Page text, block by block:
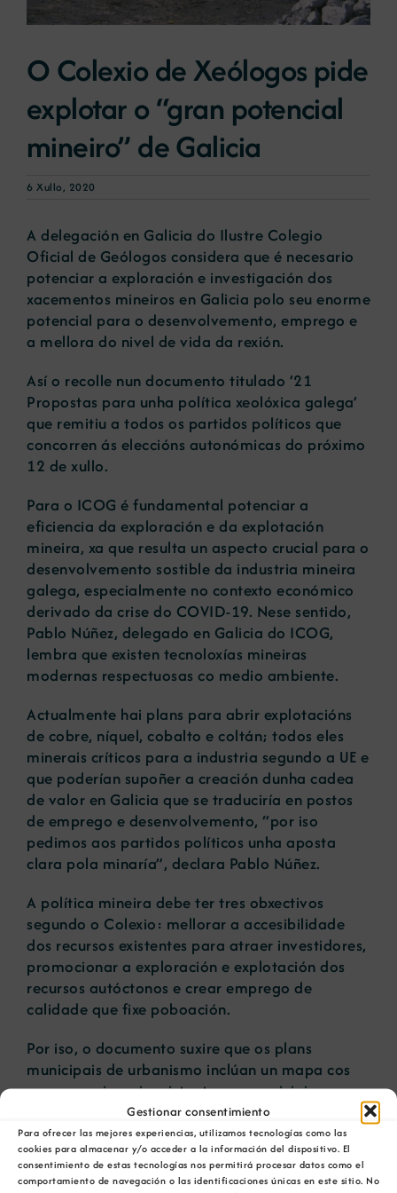
Gestionar consentimiento
Para ofrecer las mejores experiencias, utilizamos tecnologías como las
cookies para almacenar y/o acceder a la información del dispositivo. El
consentimiento de estas tecnologías nos permitirá procesar datos como el
comportamiento de navegación o las identificaciones únicas en este sitio. No
Portal de emprego
O Colexio de Xeólogos pide
explotar o “gran potencial
mineiro” de Galicia
6 Xullo, 2020
A delegación en Galicia do Ilustre Colegio
Oficial de Geólogos considera que é necesario
potenciar a exploración e investigación dos
xacementos mineiros en Galicia polo seu enorme
potencial para o desenvolvemento, emprego e
a mellora do nivel de vida da rexión.
Así o recolle nun documento titulado ’21
Propostas para unha política xeolóxica galega’
que remitiu a todos os partidos políticos que
concorren ás eleccións autonómicas do próximo
12 de xullo.
Para o ICOG é fundamental potenciar a
eficiencia da exploración e da explotación
mineira, xa que resulta un aspecto crucial para o
desenvolvemento sostible da industria mineira
galega, especialmente no contexto económico
derivado da crise do COVID-19. Nese sentido,
Pablo Núñez, delegado en Galicia do ICOG,
lembra que existen tecnoloxías mineiras
modernas respectuosas co medio ambiente.
Actualmente hai plans para abrir explotacións
de cobre, níquel, cobalto e coltán; todos eles
minerais críticos para a industria segundo a UE e
que poderían supoñer a creación dunha cadea
de valor en Galicia que se traduciría en postos
de emprego e desenvolvemento, “por iso
pedimos aos partidos políticos unha aposta
clara pola minaría”, declara Pablo Núñez.
A política mineira debe ter tres obxectivos
segundo o Colexio: mellorar a accesibilidade
dos recursos existentes para atraer investidores,
promocionar a exploración e explotación dos
recursos autóctonos e crear emprego de
calidade que fixe poboación.
Por iso, o documento suxire que os plans
municipais de urbanismo inclúan un mapa cos
recursos minerais existentes no municipio.
“Evitaríase así a esterilización dos recursos
mineiros potenciais por outros usos do
territorio”, sinala o delegado galego do ICOG.